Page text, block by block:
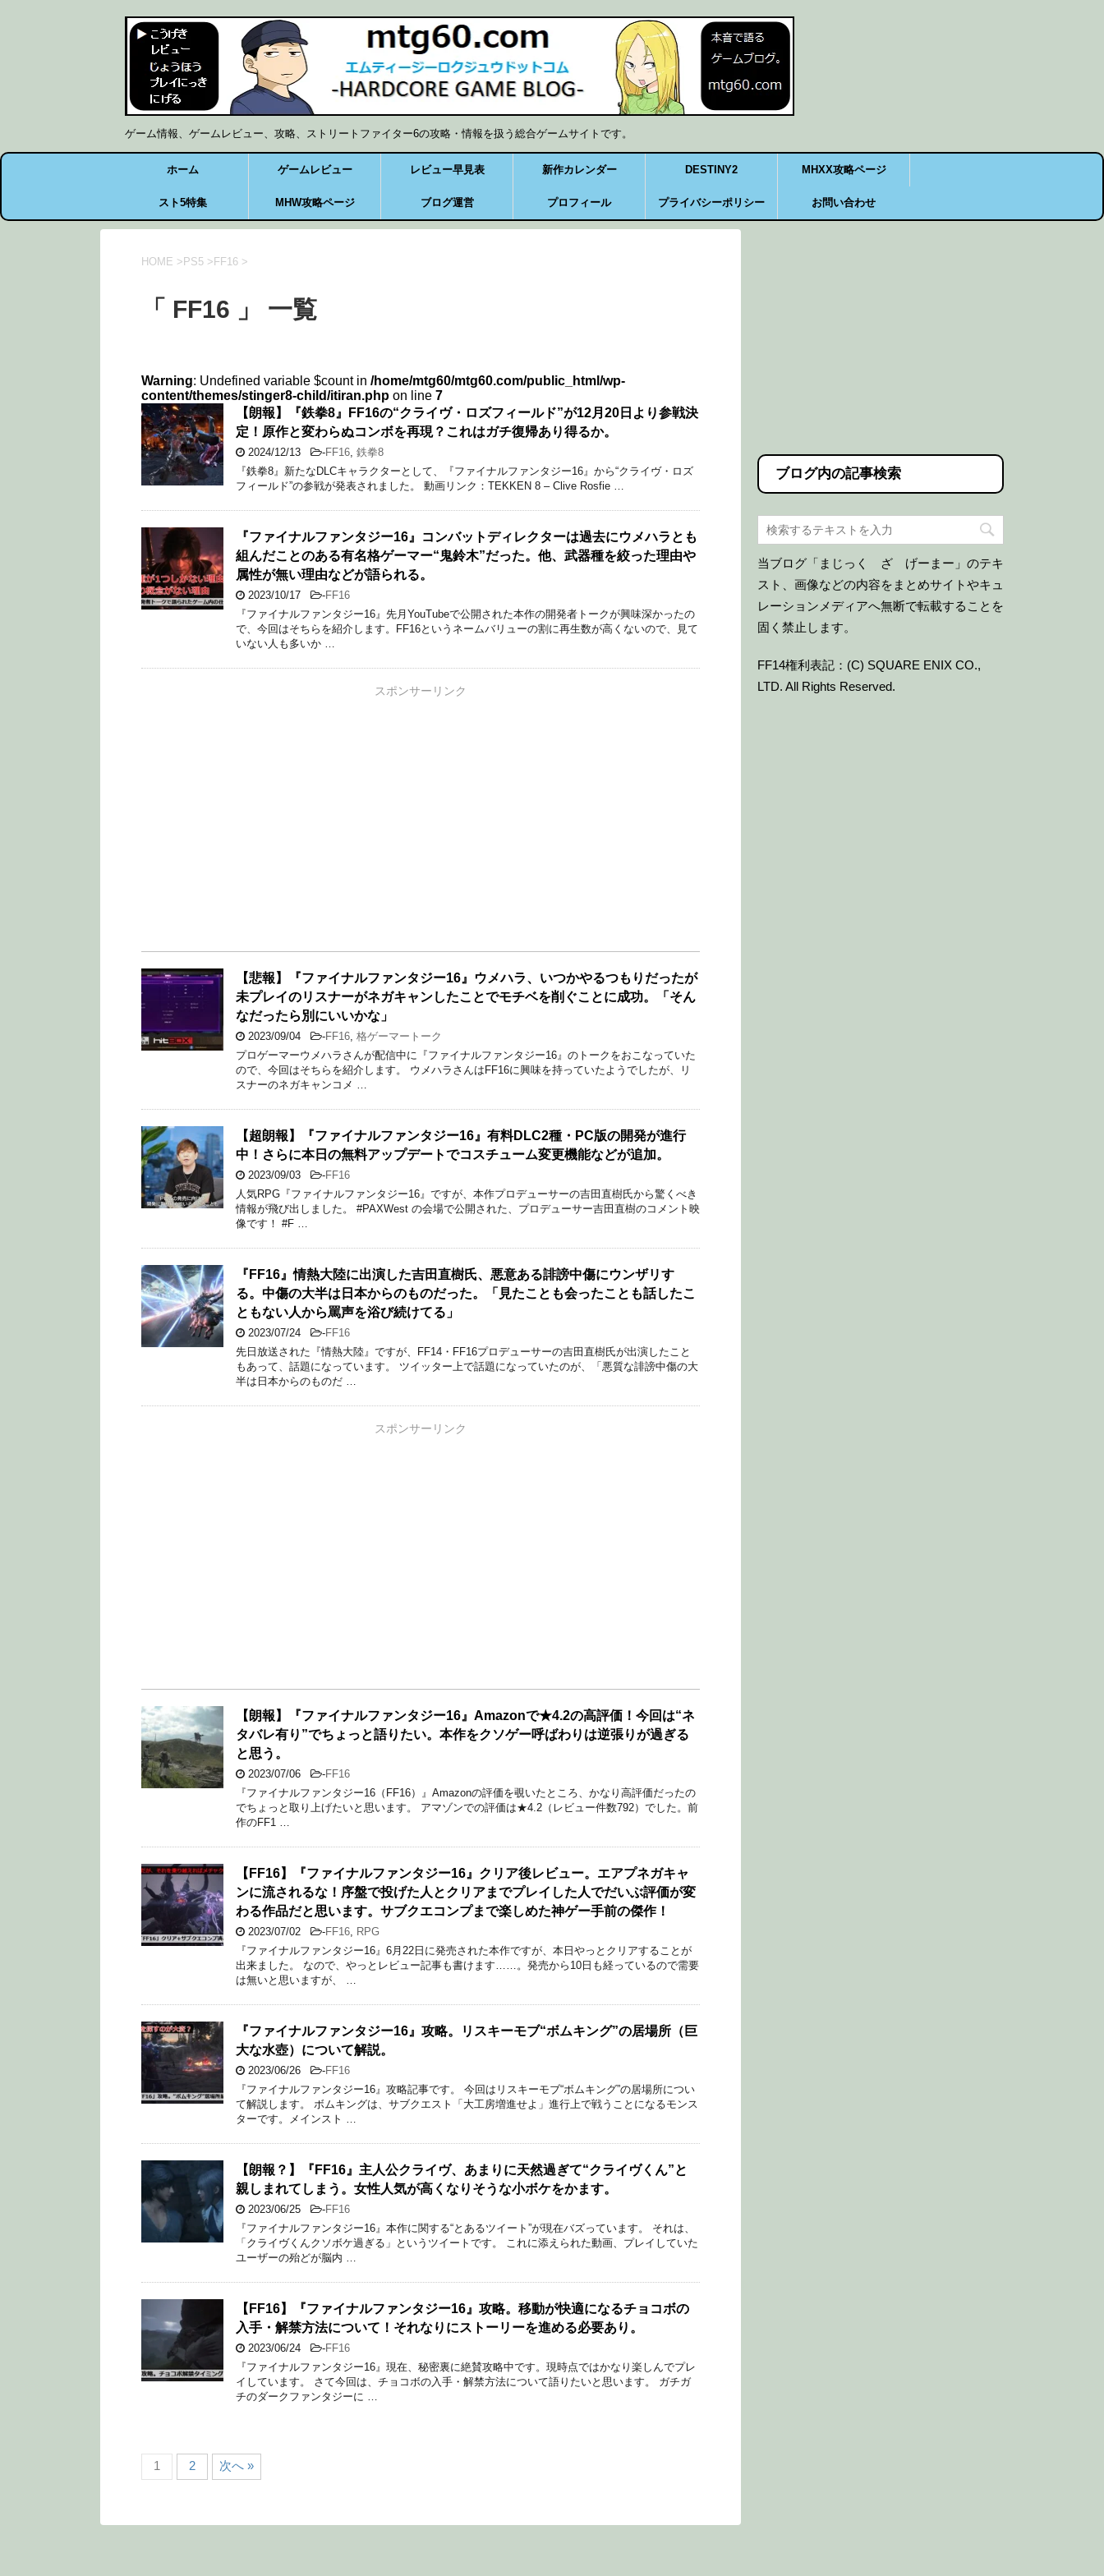
ゲーム情報、ゲームレビュー、攻略、ストリートファイター6の攻略・情報を扱う総合ゲームサイトです。
ホーム ゲームレビュー レビュー早見表 新作カレンダー DESTINY2 MHXX攻略ページ
スト5特集 MHW攻略ページ ブログ運営 プロフィール プライバシーポリシー お問い合わせ
HOME > PS5 > FF16 >
「 FF16 」 一覧
Warning: Undefined variable $count in /home/mtg60/mtg60.com/public_html/wp-
content/themes/stinger8-child/itiran.php on line 7
【朗報】『鉄拳8』FF16の“クライヴ・ロズフィールド”が12月20日より参戦決
定！原作と変わらぬコンボを再現？これはガチ復帰あり得るか。
2024/12/13 -FF16, 鉄拳8
『鉄拳8』新たなDLCキャラクターとして、『ファイナルファンタジー16』から“クライヴ・ロズ
フィールド”の参戦が発表されました。 動画リンク：TEKKEN 8 – Clive Rosfie …
『ファイナルファンタジー16』コンバットディレクターは過去にウメハラとも
組んだことのある有名格ゲーマー“鬼鈴木”だった。他、武器種を絞った理由や
属性が無い理由などが語られる。
2023/10/17 -FF16
『ファイナルファンタジー16』先月YouTubeで公開された本作の開発者トークが興味深かったの
で、今回はそちらを紹介します。FF16というネームバリューの割に再生数が高くないので、見て
いない人も多いか …
スポンサーリンク
【悲報】『ファイナルファンタジー16』ウメハラ、いつかやるつもりだったが
未プレイのリスナーがネガキャンしたことでモチベを削ぐことに成功。「そん
なだったら別にいいかな」
2023/09/04 -FF16, 格ゲーマートーク
プロゲーマーウメハラさんが配信中に『ファイナルファンタジー16』のトークをおこなっていた
ので、今回はそちらを紹介します。 ウメハラさんはFF16に興味を持っていたようでしたが、リ
スナーのネガキャンコメ …
【超朗報】『ファイナルファンタジー16』有料DLC2種・PC版の開発が進行
中！さらに本日の無料アップデートでコスチューム変更機能などが追加。
2023/09/03 -FF16
人気RPG『ファイナルファンタジー16』ですが、本作プロデューサーの吉田直樹氏から驚くべき
情報が飛び出しました。 #PAXWest の会場で公開された、プロデューサー吉田直樹のコメント映
像です！ #F …
『FF16』情熱大陸に出演した吉田直樹氏、悪意ある誹謗中傷にウンザリす
る。中傷の大半は日本からのものだった。「見たことも会ったことも話したこ
ともない人から罵声を浴び続けてる」
2023/07/24 -FF16
先日放送された『情熱大陸』ですが、FF14・FF16プロデューサーの吉田直樹氏が出演したこと
もあって、話題になっています。 ツイッター上で話題になっていたのが、「悪質な誹謗中傷の大
半は日本からのものだ …
スポンサーリンク
【朗報】『ファイナルファンタジー16』Amazonで★4.2の高評価！今回は“ネ
タバレ有り”でちょっと語りたい。本作をクソゲー呼ばわりは逆張りが過ぎる
と思う。
2023/07/06 -FF16
『ファイナルファンタジー16（FF16）』Amazonの評価を覗いたところ、かなり高評価だったの
でちょっと取り上げたいと思います。 アマゾンでの評価は★4.2（レビュー件数792）でした。前
作のFF1 …
【FF16】『ファイナルファンタジー16』クリア後レビュー。エアプネガキャ
ンに流されるな！序盤で投げた人とクリアまでプレイした人でだいぶ評価が変
わる作品だと思います。サブクエコンプまで楽しめた神ゲー手前の傑作！
2023/07/02 -FF16, RPG
『ファイナルファンタジー16』6月22日に発売された本作ですが、本日やっとクリアすることが
出来ました。 なので、やっとレビュー記事も書けます……。発売から10日も経っているので需要
は無いと思いますが、 …
『ファイナルファンタジー16』攻略。リスキーモブ“ボムキング”の居場所（巨
大な水壺）について解説。
2023/06/26 -FF16
『ファイナルファンタジー16』攻略記事です。 今回はリスキーモブ“ボムキング”の居場所につい
て解説します。 ボムキングは、サブクエスト「大工房増進せよ」進行上で戦うことになるモンス
ターです。メインスト …
【朗報？】『FF16』主人公クライヴ、あまりに天然過ぎて“クライヴくん”と
親しまれてしまう。女性人気が高くなりそうな小ボケをかます。
2023/06/25 -FF16
『ファイナルファンタジー16』本作に関する“とあるツイート”が現在バズっています。 それは、
「クライヴくんクソボケ過ぎる」というツイートです。 これに添えられた動画、プレイしていた
ユーザーの殆どが脳内 …
【FF16】『ファイナルファンタジー16』攻略。移動が快適になるチョコボの
入手・解禁方法について！それなりにストーリーを進める必要あり。
2023/06/24 -FF16
『ファイナルファンタジー16』現在、秘密裏に絶賛攻略中です。現時点ではかなり楽しんでプレ
イしています。 さて今回は、チョコボの入手・解禁方法について語りたいと思います。 ガチガ
チのダークファンタジーに …
1 2 次へ »
ブログ内の記事検索
当ブログ「まじっく ざ げーまー」のテキ
スト、画像などの内容をまとめサイトやキュ
レーションメディアへ無断で転載することを
固く禁止します。
FF14権利表記：(C) SQUARE ENIX CO.,
LTD. All Rights Reserved.